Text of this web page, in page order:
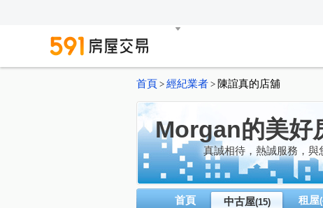
首頁 > 經紀業者 > 陳誼真的店舖
Morgan的美好
真誠相待，熱誠服務，與
首頁 中古屋(15) 租屋